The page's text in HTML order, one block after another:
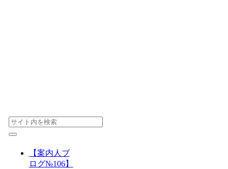
【案内人ブ
ログ№106】